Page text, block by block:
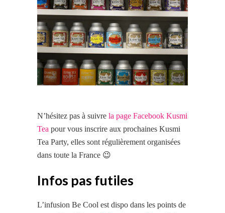
N’hésitez pas à suivre la page Facebook Kusmi
Tea pour vous inscrire aux prochaines Kusmi
Tea Party, elles sont régulièrement organisées
dans toute la France 😉
Infos pas futiles
L’infusion Be Cool est dispo dans les points de